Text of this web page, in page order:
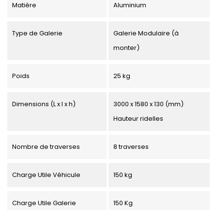
Matière Aluminium
Type de Galerie
Galerie Modulaire (à
monter)
Poids 25 kg
Dimensions (L x l x h)
3000 x 1580 x 130 (mm)
Hauteur ridelles
Nombre de traverses 8 traverses
Charge Utile Véhicule 150 kg
Charge Utile Galerie 150 Kg